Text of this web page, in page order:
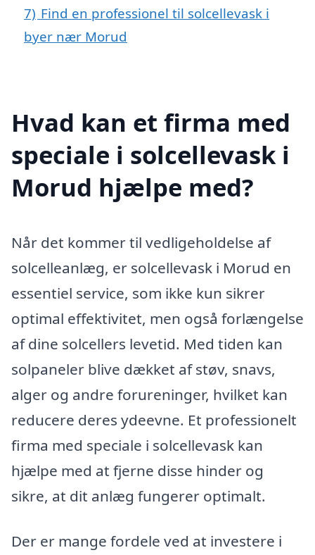
7) Find en professionel til solcellevask i
byer nær Morud
Hvad kan et firma med
speciale i solcellevask i
Morud hjælpe med?
Når det kommer til vedligeholdelse af
solcelleanlæg, er solcellevask i Morud en
essentiel service, som ikke kun sikrer
optimal effektivitet, men også forlængelse
af dine solcellers levetid. Med tiden kan
solpaneler blive dækket af støv, snavs,
alger og andre forureninger, hvilket kan
reducere deres ydeevne. Et professionelt
firma med speciale i solcellevask kan
hjælpe med at fjerne disse hinder og
sikre, at dit anlæg fungerer optimalt.
Der er mange fordele ved at investere i